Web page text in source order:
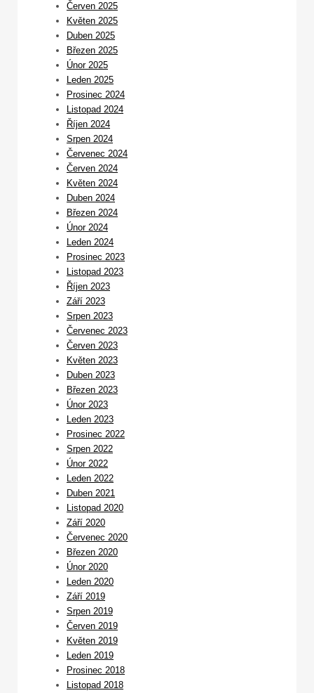
Červen 2025
Květen 2025
Duben 2025
Březen 2025
Únor 2025
Leden 2025
Prosinec 2024
Listopad 2024
Říjen 2024
Srpen 2024
Červenec 2024
Červen 2024
Květen 2024
Duben 2024
Březen 2024
Únor 2024
Leden 2024
Prosinec 2023
Listopad 2023
Říjen 2023
Září 2023
Srpen 2023
Červenec 2023
Červen 2023
Květen 2023
Duben 2023
Březen 2023
Únor 2023
Leden 2023
Prosinec 2022
Srpen 2022
Únor 2022
Leden 2022
Duben 2021
Listopad 2020
Září 2020
Červenec 2020
Březen 2020
Únor 2020
Leden 2020
Září 2019
Srpen 2019
Červen 2019
Květen 2019
Leden 2019
Prosinec 2018
Listopad 2018